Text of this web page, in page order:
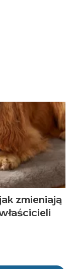
zmieniają